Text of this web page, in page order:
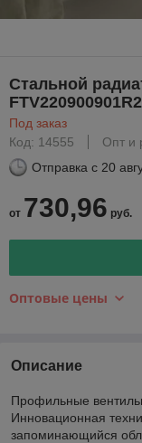
Стальной
Под заказ
Код: 14555
Опт и
Отправка с 20
от 730,96 руб.
Оптовые цены
Описание
Профильные
Инновационная
запоминающийся